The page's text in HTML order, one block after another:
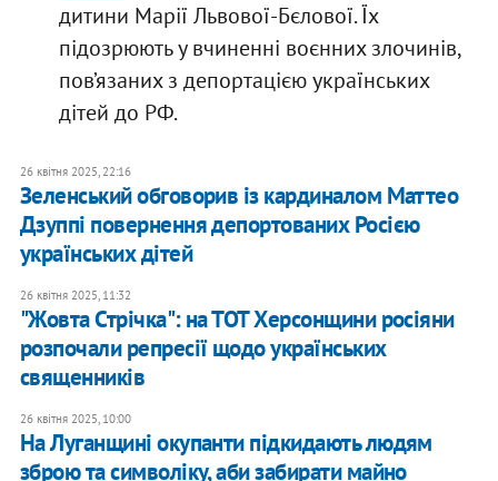
дитини Марії Львової-Бєлової. Їх
підозрюють у вчиненні воєнних злочинів,
пов’язаних з депортацією українських
дітей до РФ.
26 квітня 2025, 22:16
Зеленський обговорив із кардиналом Маттео
Дзуппі повернення депортованих Росією
українських дітей
26 квітня 2025, 11:32
"Жовта Стрічка": на ТОТ Херсонщини росіяни
розпочали репресії щодо українських
священників
26 квітня 2025, 10:00
На Луганщині окупанти підкидають людям
зброю та символіку, аби забирати майно